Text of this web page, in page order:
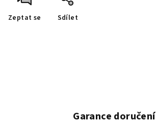
Zeptat se Sdílet
Garance doručení